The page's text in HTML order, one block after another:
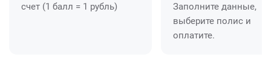
счет (1 балл = 1 рубль)
Заполните данные,
выберите полис и
оплатите.